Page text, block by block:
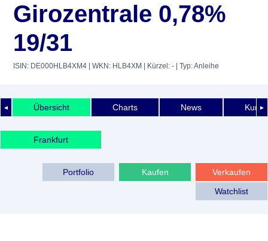
Girozentrale 0,78%
19/31
ISIN: DE000HLB4XM4 | WKN: HLB4XM | Kürzel: - | Typ: Anleihe
◄ ►
Übersicht Charts News
Frankfurt
Verkaufen
Kaufen
Portfolio
Watchlist